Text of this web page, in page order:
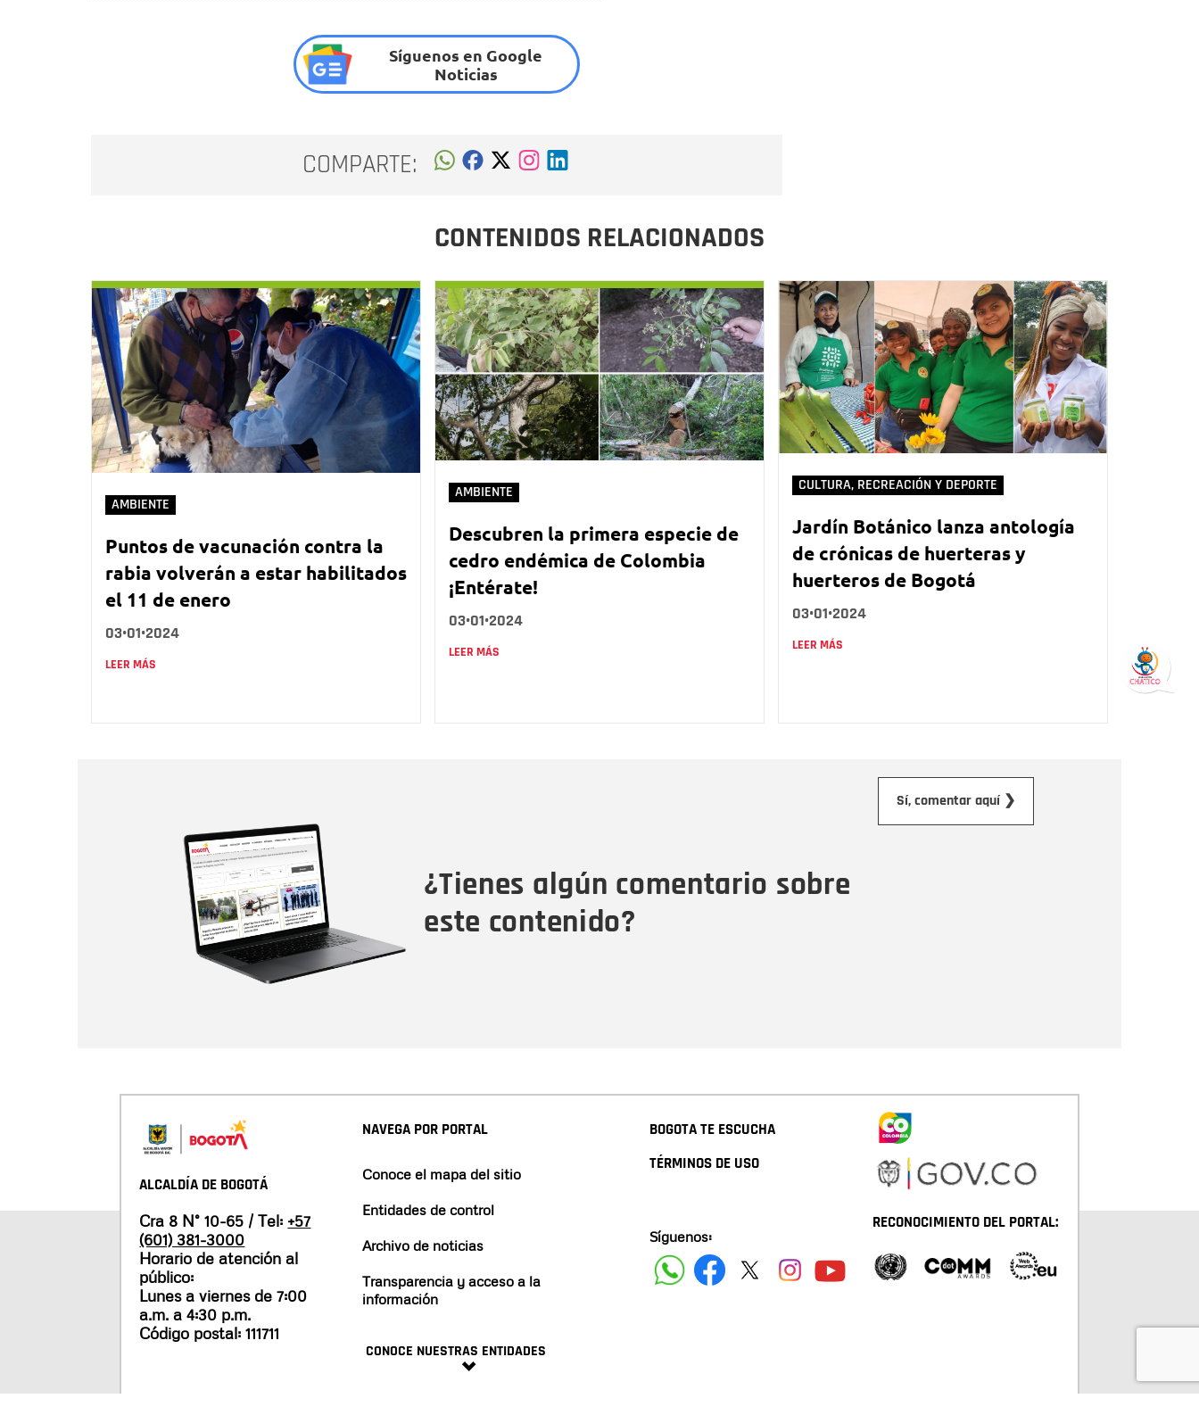
Síguenos en Google
Noticias
COMPARTE:
CONTENIDOS RELACIONADOS
AMBIENTE
Puntos de vacunación contra la
rabia volverán a estar habilitados
el 11 de enero
03•01•2024
LEER MÁS
AMBIENTE
Descubren la primera especie de
cedro endémica de Colombia
¡Entérate!
03•01•2024
LEER MÁS
CULTURA, RECREACIÓN Y DEPORTE
Jardín Botánico lanza antología
de crónicas de huerteras y
huerteros de Bogotá
03•01•2024
LEER MÁS
¿Tienes algún comentario sobre
este contenido?
Sí, comentar aquí ❯
ALCALDÍA DE BOGOTÁ
Cra 8 N° 10-65 / Tel: +57
(601) 381-3000
Horario de atención al
público:
Lunes a viernes de 7:00
a.m. a 4:30 p.m.
Código postal: 111711
NAVEGA POR PORTAL
Conoce el mapa del sitio
Entidades de control
Archivo de noticias
Transparencia y acceso a la
información
CONOCE NUESTRAS ENTIDADES
BOGOTA TE ESCUCHA
TÉRMINOS DE USO
Síguenos:
RECONOCIMIENTO DEL PORTAL: